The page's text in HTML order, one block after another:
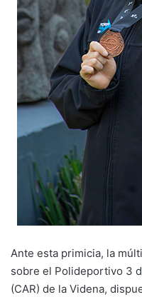
Ante esta primicia, la
sobre el Polideportivo 3
(CAR) de la Videna,